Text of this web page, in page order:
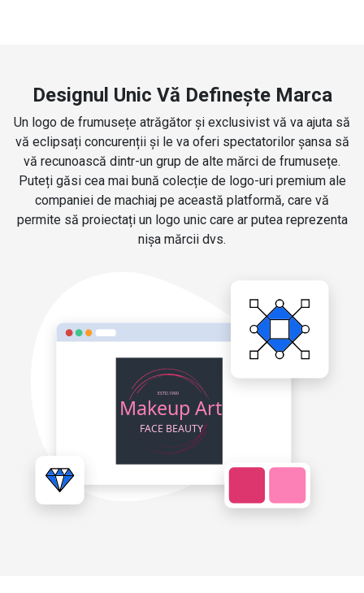
Designul Unic Vă Definește Marca
Un logo de frumusețe atrăgător și exclusivist vă va ajuta să
vă eclipsați concurenții și le va oferi spectatorilor șansa să
vă recunoască dintr-un grup de alte mărci de frumusețe.
Puteți găsi cea mai bună colecție de logo-uri premium ale
companiei de machiaj pe această platformă, care vă
permite să proiectați un logo unic care ar putea reprezenta
nișa mărcii dvs.